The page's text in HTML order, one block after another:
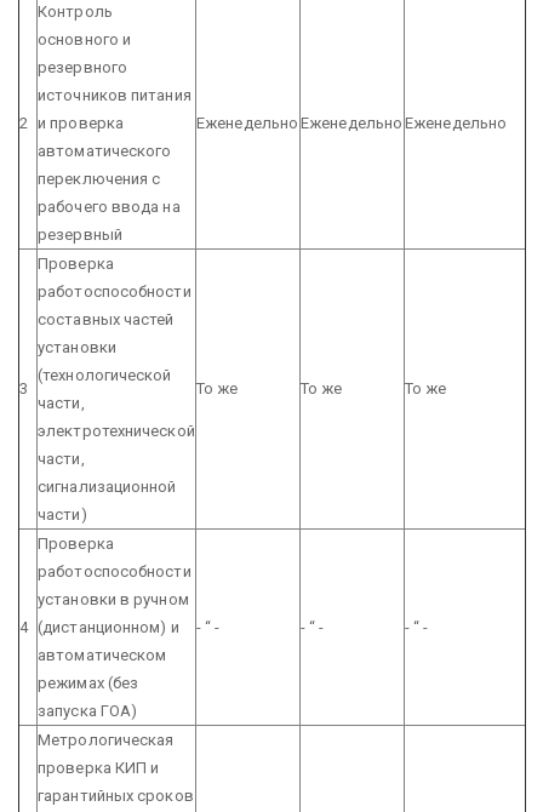
2
Контроль
основного и
резервного
источников питания
и проверка
автоматического
переключения с
рабочего ввода на
резервный
Еженедельно Еженедельно Еженедельно
3
Проверка
работоспособности
составных частей
установки
(технологической
части,
электротехнической
части,
сигнализационной
части)
То же То же То же
4
Проверка
работоспособности
установки в ручном
(дистанционном) и
автоматическом
режимах (без
запуска ГОА)
- “ - - “ - - “ -
Метрологическая
проверка КИП и
гарантийных сроков